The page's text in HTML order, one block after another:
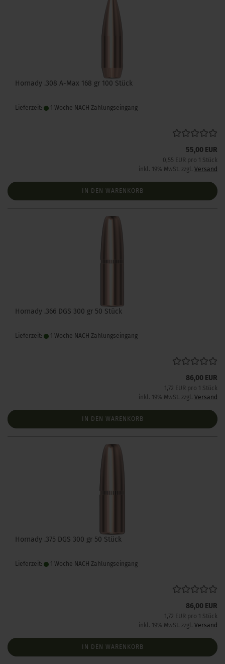
Hornady .308 A-Max 168 gr 100 Stück
Lieferzeit: 1 Woche NACH Zahlungseingang
55,00 EUR
0,55 EUR pro 1 Stück
inkl. 19% MwSt. zzgl. Versand
IN DEN WARENKORB
Hornady .366 DGS 300 gr 50 Stück
Lieferzeit: 1 Woche NACH Zahlungseingang
86,00 EUR
1,72 EUR pro 1 Stück
inkl. 19% MwSt. zzgl. Versand
IN DEN WARENKORB
Hornady .375 DGS 300 gr 50 Stück
Lieferzeit: 1 Woche NACH Zahlungseingang
86,00 EUR
1,72 EUR pro 1 Stück
inkl. 19% MwSt. zzgl. Versand
IN DEN WARENKORB